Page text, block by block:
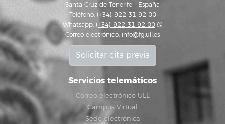
Santa Cruz de Tenerife - España
Teléfono: (+34) 922 31 92 00
Whatsapp: (+34) 922 31 92 00
Correo electrónico: info@fg.ull.es
Solicitar cita previa
Servicios telemáticos
Correo electrónico ULL
Campus Virtual
Sede electrónica